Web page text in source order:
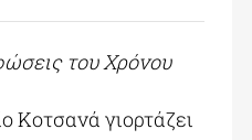
του Χρόνου
Κοτσανά γιορτάζει